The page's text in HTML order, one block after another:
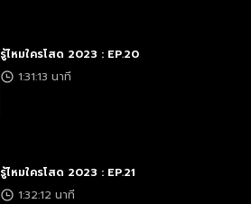
รู้ไหมใครโสด 2023 : EP.20
1:31:13 นาที
รู้ไหมใครโสด 2023 : EP.21
1:32:12 นาที